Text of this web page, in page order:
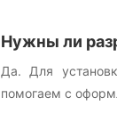
Нужны ли
Да. Для
помогаем с